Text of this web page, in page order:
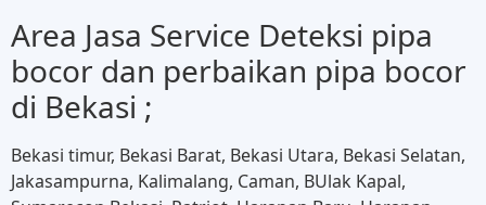
Area Jasa Service Deteksi pipa
bocor dan perbaikan pipa bocor
di Bekasi ;
Bekasi timur, Bekasi Barat, Bekasi Utara, Bekasi Selatan,
Jakasampurna, Kalimalang, Caman, BUlak Kapal,